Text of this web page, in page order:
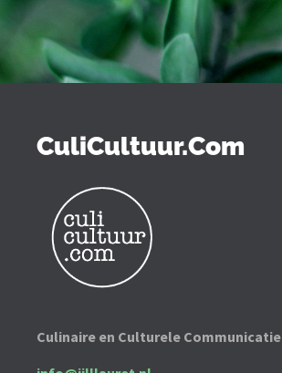
CuliCultuur.Com
Culinaire en Culturele Communicatie